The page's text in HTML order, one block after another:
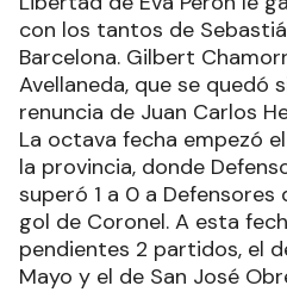
con los tantos de
Barcelona. Gilbert
Avellaneda, que se quedó
renuncia de Juan Carlos
La octava fecha empezó
la provincia, donde
superó 1 a 0 a
gol de Coronel. A esta
pendientes 2 partidos, el
Mayo y el de San José